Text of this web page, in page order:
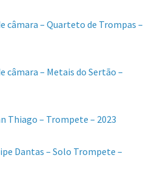
câmara – Quarteto de Trompas –
câmara – Metais do Sertão –
Thiago – Trompete – 2023
Dantas – Solo Trompete –